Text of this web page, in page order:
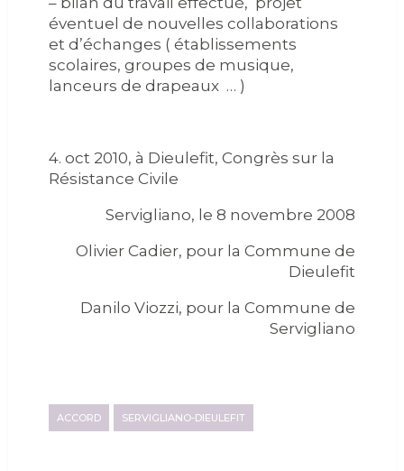
éventuel de nouvelles collaborations
et d’échanges ( établissements
scolaires, groupes de musique,
lanceurs de drapeaux … )
4. oct 2010, à Dieulefit, Congrès sur la
Résistance Civile
Servigliano, le 8 novembre 2008
Olivier Cadier, pour la Commune de
Dieulefit
Danilo Viozzi, pour la Commune de
Servigliano
ACCORD SERVIGLIANO-DIEULEFIT